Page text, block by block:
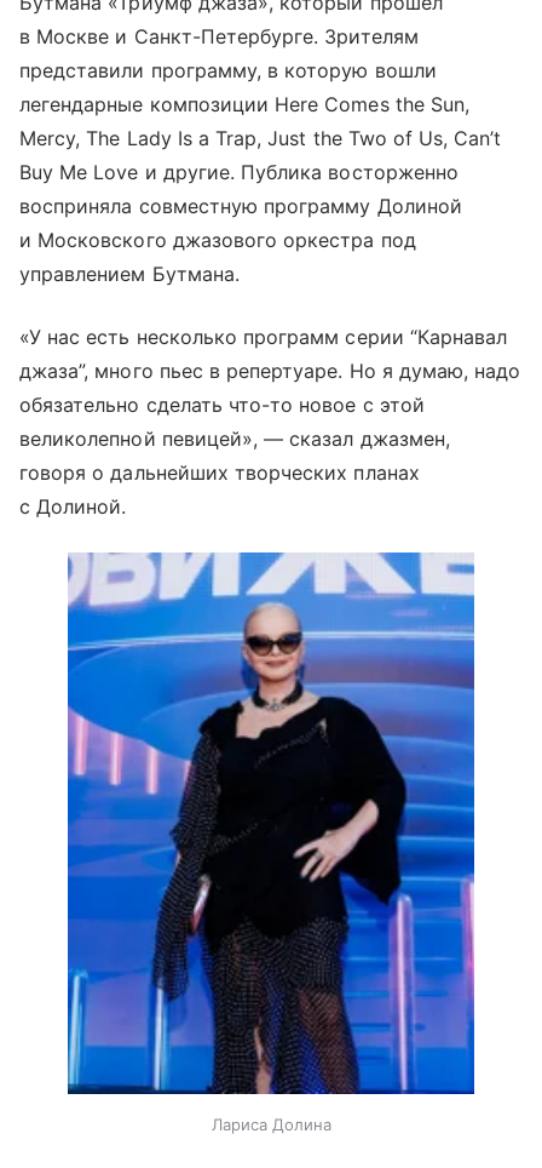
в Москве и Санкт-Петербурге. Зрителям
представили программу, в которую вошли
легендарные композиции Here Comes the Sun,
Mercy, The Lady Is a Trap, Just the Two of Us, Can’t
Buy Me Love и другие. Публика восторженно
восприняла совместную программу Долиной
и Московского джазового оркестра под
управлением Бутмана.
«У нас есть несколько программ серии “Карнавал
джаза”, много пьес в репертуаре. Но я думаю, надо
обязательно сделать что-то новое с этой
великолепной певицей», — сказал джазмен,
говоря о дальнейших творческих планах
с Долиной.
Лариса Долина